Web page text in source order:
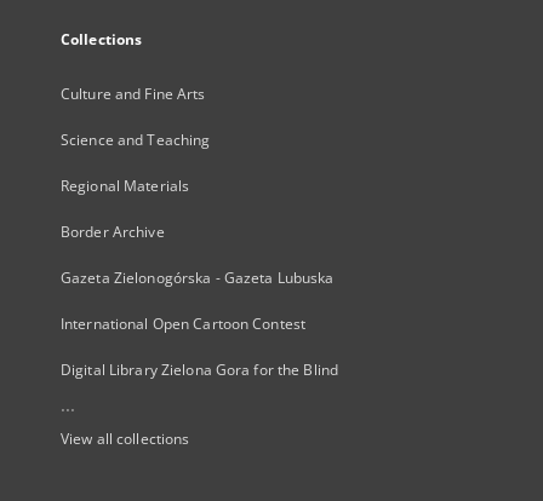
Collections
Culture and Fine Arts
Science and Teaching
Regional Materials
Border Archive
Gazeta Zielonogórska - Gazeta Lubuska
International Open Cartoon Contest
Digital Library Zielona Gora for the Blind
...
View all collections